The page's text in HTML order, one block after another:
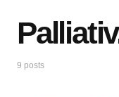
9 posts